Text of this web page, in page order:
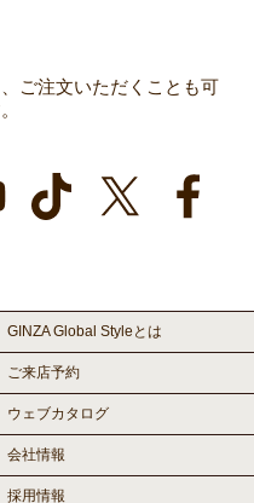
ご注文いただくことも可
GINZA Global Styleとは
ご来店予約
ウェブカタログ
会社情報
採用情報